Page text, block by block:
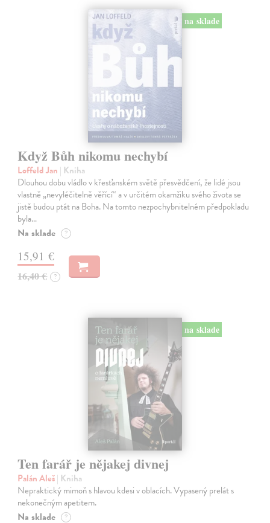
na sklade
Když Bůh nikomu nechybí
Loffeld Jan | Kniha
Dlouhou dobu vládlo v křesťanském světě přesvědčení, že lidé jsou
vlastně „nevyléčitelně věřící“ a v určitém okamžiku svého života se
jistě budou ptát na Boha. Na tomto nezpochybnitelném předpokladu
byla…
Na sklade ?
15,91 €
16,40 € ?
na sklade
Ten farář je nějakej divnej
Palán Aleš| Kniha
Nepraktický mimoň s hlavou kdesi v oblacích. Vypasený prelát s
nekonečným apetitem.
Na sklade ?